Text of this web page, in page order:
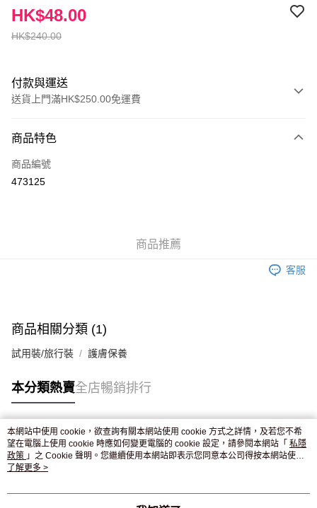
HK$240.00
HK$48.00
付款與運送
送貨上門滿HK$250.00免運費
信用卡
Apple Pay
商品特色
商品編號
473125
商品推薦
客服
商品相關分類 (1)
試用裝/旅行裝 護膚保養
本分類熱賣全店暢銷排行
熱門標籤
熱銷排行
本網站中使用 cookie，欲查詢有關本網站使用 cookie 方式之詳情，及若您不希
望在電腦上使用 cookie 時應如何變更電腦的 cookie 設定，請參閱本網站「 私隱
政策 」之 Cookie 聲明。您繼續使用本網站即表示您同意本公司得按本網站使用
條款之 Cookie 聲明使用 cookie。
了解更多 >